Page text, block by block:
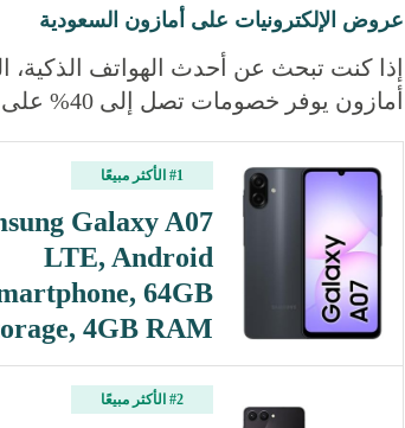
عروض الإلكترونيات على أمازون السعودية
إذا كنت تبحث عن أحدث الهواتف الذكية،
أمازون يوفر خصومات تصل إلى 40% على بعض المنتجات الإلكترونية.
#1 الأكثر مبيعًا
Galaxy A07
LTE, Android
64GB
4GB RAM…
#2 الأكثر مبيعًا